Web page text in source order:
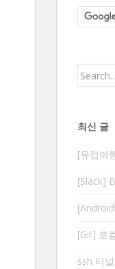
Search
최신 글
[유럽여
[Slack]
[Git] 로
ssh 터